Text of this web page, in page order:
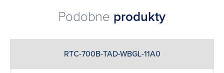
Podobne produkty
RTC-700B-TAD-WBGL-11A0